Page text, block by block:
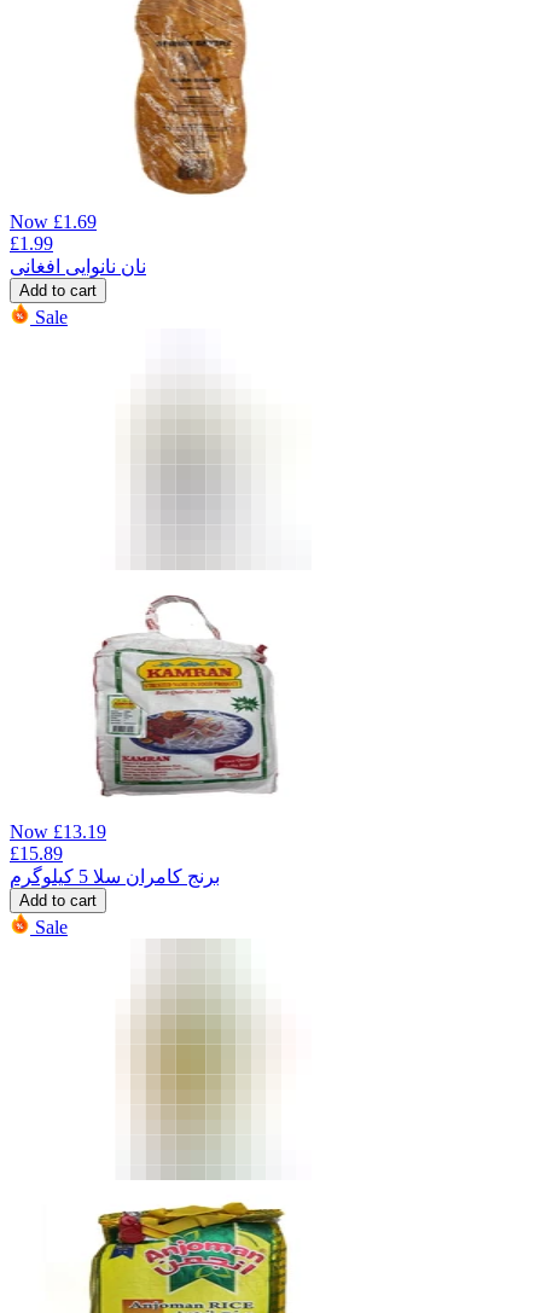
Now £1.69
£1.99
نان نانوایی افغانی
Add to cart
Sale
Now £13.19
£15.89
برنج کامران سلا 5 کیلوگرم
Add to cart
Sale